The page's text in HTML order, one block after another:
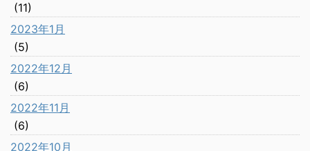
(11)
2023年1月
(5)
2022年12月
(6)
2022年11月
(6)
2022年10月